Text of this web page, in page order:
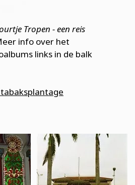
Tropen - een reis
info over het
links in de balk